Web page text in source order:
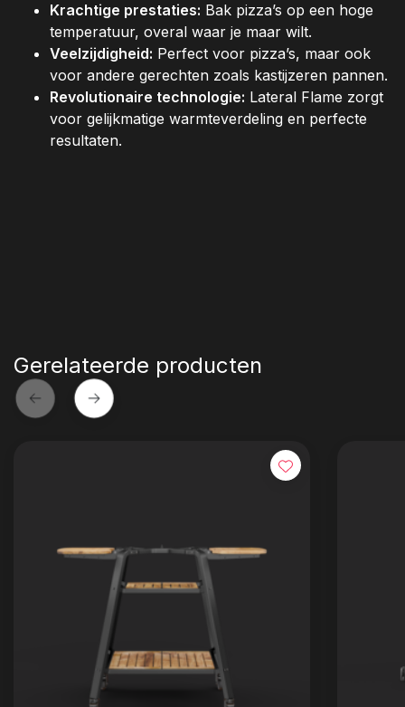
Krachtige prestaties: Bak pizza’s op een hoge
temperatuur, overal waar je maar wilt.
Veelzijdigheid: Perfect voor pizza’s, maar ook
voor andere gerechten zoals kastijzeren pannen.
Revolutionaire technologie: Lateral Flame zorgt
voor gelijkmatige warmteverdeling en perfecte
resultaten.
Gerelateerde producten